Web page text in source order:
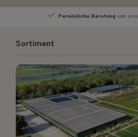
Sortiment